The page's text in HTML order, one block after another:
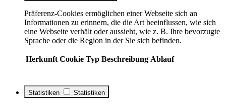
Präferenz-Cookies ermöglichen einer Webseite sich an
Informationen zu erinnern, die die Art beeinflussen, wie sich
eine Webseite verhält oder aussieht, wie z. B. Ihre bevorzugte
Sprache oder die Region in der Sie sich befinden.
Herkunft Cookie Typ Beschreibung Ablauf
Statistiken Statistiken